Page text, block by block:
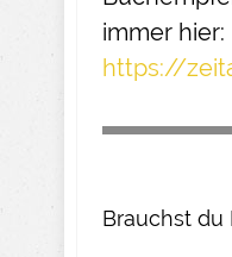
immer hier:
https://
Brauchst du